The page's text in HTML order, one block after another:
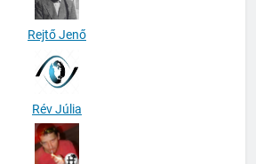
Rejtő Jenő
Rév Júlia